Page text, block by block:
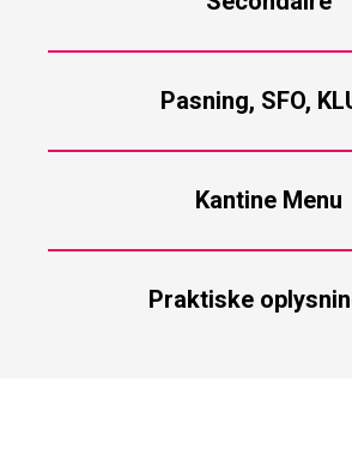
Pasning, SFO,
Kantine Menu
Praktiske